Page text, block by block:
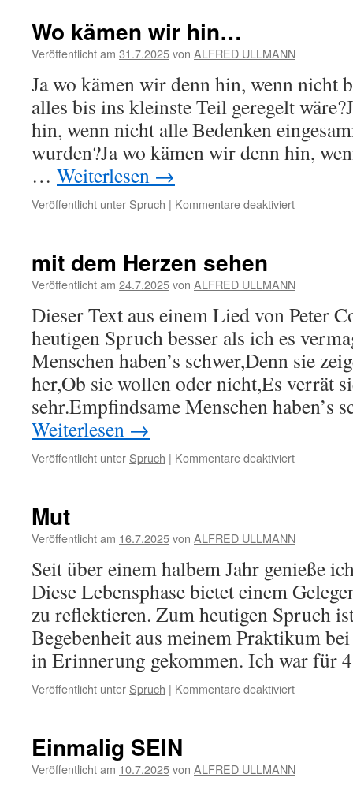
Wo kämen wir hin…
Veröffentlicht am 31.7.2025von ALFRED ULLMANN
Ja wo kämen wir denn hin, wenn nicht
alles bis ins kleinste Teil geregelt
hin, wenn nicht alle Bedenken
wurden?Ja wo kämen wir denn hin,
… Weiterlesen →
Veröffentlicht unter Spruch | Kommentare deaktiviertfür
mit dem Herzen sehen
Veröffentlicht am 24.7.2025von ALFRED ULLMANN
Dieser Text aus einem Lied von Peter
heutigen Spruch besser als ich es
Menschen haben’s schwer,Denn sie
her,Ob sie wollen oder nicht,Es verrät
sehr.Empfindsame Menschen haben’s
Weiterlesen →
Veröffentlicht unter Spruch | Kommentare deaktiviertfür
Mut
Veröffentlicht am 16.7.2025von ALFRED ULLMANN
Seit über einem halbem Jahr genieße
Diese Lebensphase bietet einem
zu reflektieren. Zum heutigen Spruch
Begebenheit aus meinem Praktikum
in Erinnerung gekommen. Ich war
Veröffentlicht unter Spruch | Kommentare deaktiviertfür
Einmalig SEIN
Veröffentlicht am 10.7.2025von ALFRED ULLMANN